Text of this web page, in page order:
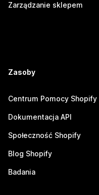
Zarządzanie sklepem
Zasoby
Centrum Pomocy Shopify
Dokumentacja API
Społeczność Shopify
Blog Shopify
Badania